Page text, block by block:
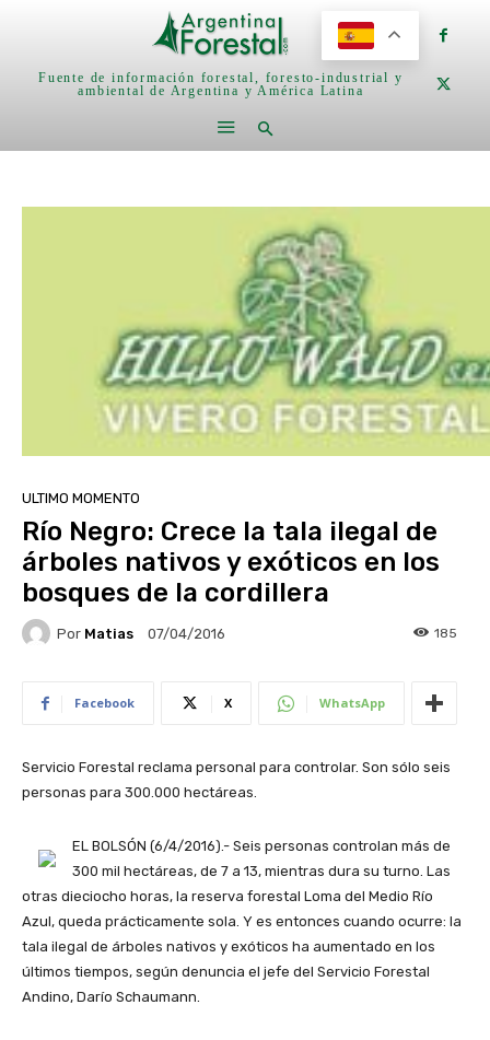
Fuente de información forestal, foresto-industrial y
ambiental de Argentina y América Latina
ULTIMO MOMENTO
Río Negro: Crece la tala ilegal de
árboles nativos y exóticos en los
bosques de la cordillera
Por Matias 07/04/2016 185
Facebook X WhatsApp
Servicio Forestal reclama personal para controlar. Son sólo seis
personas para 300.000 hectáreas.
EL BOLSÓN (6/4/2016).- Seis personas controlan más de
300 mil hectáreas, de 7 a 13, mientras dura su turno. Las
otras dieciocho horas, la reserva forestal Loma del Medio Río
Azul, queda prácticamente sola. Y es entonces cuando ocurre: la
tala ilegal de árboles nativos y exóticos ha aumentado en los
últimos tiempos, según denuncia el jefe del Servicio Forestal
Andino, Darío Schaumann.